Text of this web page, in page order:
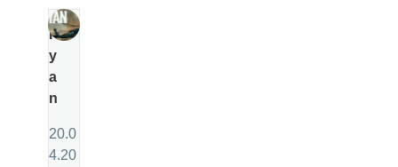
R
y
a
n
20.0
4.20